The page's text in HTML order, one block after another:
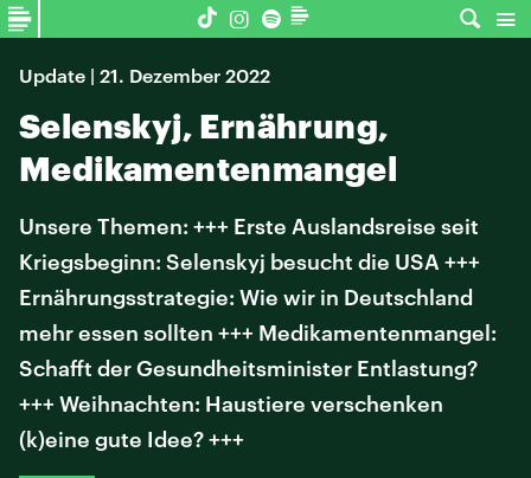
Update | 21. Dezember 2022
Selenskyj, Ernährung,
Medikamentenmangel
Unsere Themen: +++ Erste Auslandsreise seit
Kriegsbeginn: Selenskyj besucht die USA +++
Ernährungsstrategie: Wie wir in Deutschland
mehr essen sollten +++ Medikamentenmangel:
Schafft der Gesundheitsminister Entlastung?
+++ Weihnachten: Haustiere verschenken
(k)eine gute Idee? +++